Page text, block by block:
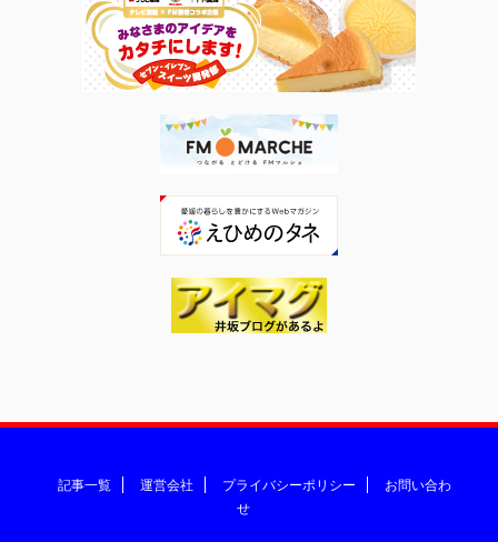
記事一覧 運営会社 プライバシーポリシー
お問い合わ
せ